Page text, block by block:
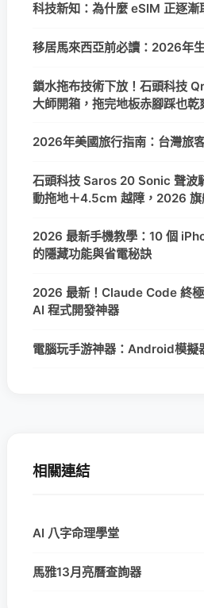
科技新知：為什麼 eSIM 正逐漸
移居馬來西亞前必讀：2026年
鎖水拖布技術下放！石頭科技
大師開箱，拖完地板赤腳踩也乾
2026年美國旅行指南：台灣旅
石頭科技 Saros 20 Sonic 聲波
動拖地＋4.5cm 越障，2026 旗
2026 最新手機教學：10 個
的隱藏功能與省電秘訣
2026 最新！Claude Code 終
AI 程式開發神器
電腦玩手游神器：Android模擬
相關連結
AI 八字命理學堂
馬雅13月亮曆查詢器